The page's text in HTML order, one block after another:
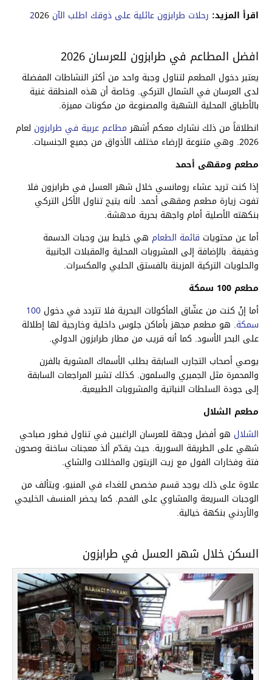
اقرأ المزيد: رحلات طرابزون عائلية على ذوقك اطلب الآن 2 026
افضل المطاعم في طرابزون للعرسان 2026
يعتبر دخول المطعم لتناول وجبة واحد من أكثر النشاطات المفضلة
لدى العرسان في الشمال التركي. وخاصة أن هذه المنطقة غنية
بالأطباق المحلية الشهية والمصنوعة من مكونات مميزة.
انطلاقاً من ذلك نشارك معكم أشهرمطاعم عربية في طرابزون لعام
2026. وهي متنوعة لإرضاء مختلف الأذواق من جميع الجنسيات.
مطعم ومقهى أحمد
إذا كنت تريد عشاء رومانسي خلال شهر العسل في طرابزون فلا
تفوت زيارة مطعم ومقهى أحمد. لأنه يتيح تناول الأكل التركي
بنكهته الأصلية أمام واجهة بحرية مدهشة.
أما عن محتويات قائمة الطعام هي خليط بين وجبات الدسمة
وخفيفة. بالإضافة إلى المشروبات المحلية والمقبلات الجانبية
والحلويات التركية المزينة بالفستق الحلبي والمكسرات.
مطعم 100 سمكة
أما إنْ كنت من عشّاق المأكولات البحرية فلا تتردد في دخول 100
سمكة. هو مطعم مجهز بأماكن جلوس داخلية وخارجية لها إطلالة
على البحر الأسود. كما أنه قريب من مطار طرابزون الدولي.
يوصي أصحاب التجارب السابقة بطلب الأسماك المشوية بالفرن
والمحمرة مثل الجمبري والسلمون. كذلك تشير المراجعات السابقة
إلى جودة السلطات النباتية والمشروبات الطبيعية.
مطعم الشلال
الشلال هو أفضل وجهة للعرسان الراغبين في تناول فطور صباحي
شهي على الطريقة السورية. حيث يقدّم ألذ معجنات ساخنة وصحون
فتة وفخارات الفول مع زيت الزيتون والمخللات والشاي.
علاوة على ذلك يوجد قسم مخصص للغداء في المنيو، ويتألف من
الوجبات السريعة والمشاوي على الفحم. كما يحضر المنسف الخليجي
والأردني بنكهة خيالية.
السكن خلال شهر العسل في طرابزون